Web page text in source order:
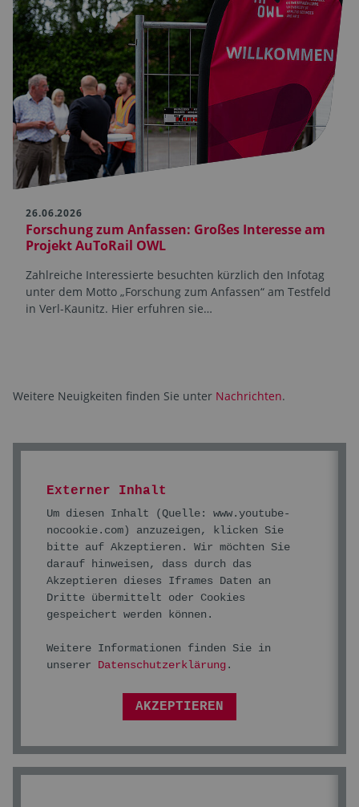
26.06.2026
Forschung zum Anfassen: Großes Interesse am
Projekt AuToRail OWL
Zahlreiche Interessierte besuchten kürzlich den Infotag
unter dem Motto „Forschung zum Anfassen“ am Testfeld
in Verl-Kaunitz. Hier erfuhren sie…
Weitere Neuigkeiten finden Sie unter Nachrichten.
Externer Inhalt
Um diesen Inhalt (Quelle: www.youtube-
nocookie.com) anzuzeigen, klicken Sie
bitte auf Akzeptieren. Wir möchten Sie
darauf hinweisen, dass durch das
Akzeptieren dieses Iframes Daten an
Dritte übermittelt oder Cookies
gespeichert werden können.
Weitere Informationen finden Sie in
unserer Datenschutzerklärung.
AKZEPTIEREN